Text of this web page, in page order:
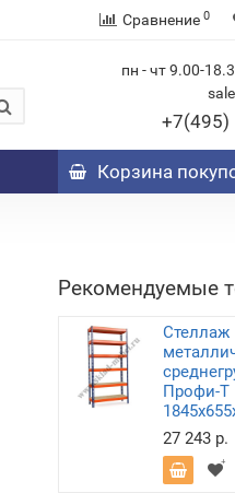
Сравнение 0
пн - чт 9.00-
+7(495)
Корзина
Рекомендуемые
Стеллаж
Профи-Т
27 243 р.